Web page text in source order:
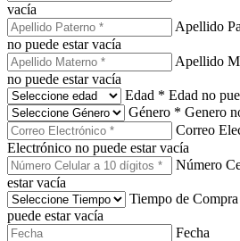
vacía
Apellido
no puede estar vacía
Apellido
no puede estar vacía
Edad * Edad no
Género * Genero
Correo
Electrónico no puede estar vacía
Número
estar vacía
Tiempo de Compra
puede estar vacía
Fecha